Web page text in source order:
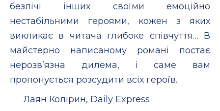
безлічі інших своїми емоційно
нестабільними героями, кожен з яких
викликає в читача глибоке співчуття… В
майстерно написаному романі постає
нерозв’язна дилема, і саме вам
пропонується розсудити всіх героїв.
Лаян Колірин, Daily Express